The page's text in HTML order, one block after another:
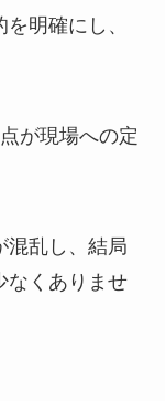
明確にし、
が現場への定
混乱し、結局
なくありませ